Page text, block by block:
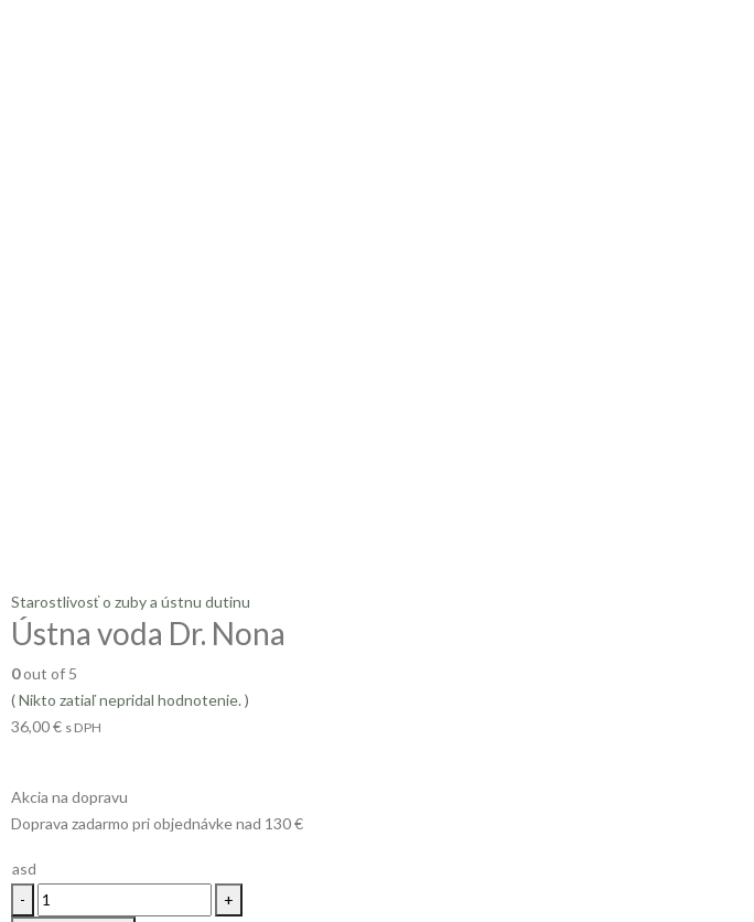
Starostlivosť o zuby a ústnu dutinu
Ústna voda Dr. Nona
0out of 5
( Nikto zatiaľ nepridal hodnotenie. )
36,00€ s DPH
Akcia na dopravu
Doprava zadarmo pri objednávke nad 130 €
asd
-
+